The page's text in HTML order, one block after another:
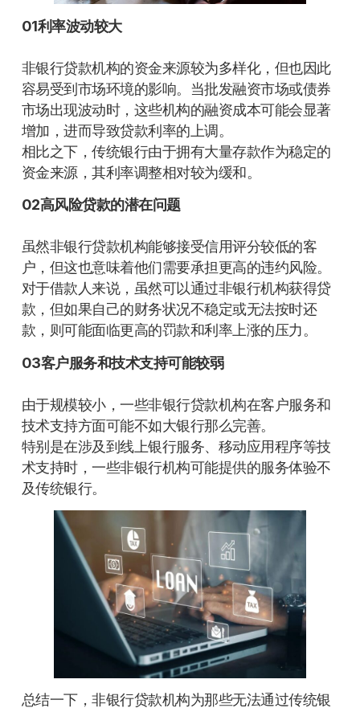
01利率波动较大
非银行贷款机构的资金来源较为多样化，但也因此
容易受到市场环境的影响。当批发融资市场或债券
市场出现波动时，这些机构的融资成本可能会显著
增加，进而导致贷款利率的上调。
相比之下，传统银行由于拥有大量存款作为稳定的
资金来源，其利率调整相对较为缓和。
02高风险贷款的潜在问题
虽然非银行贷款机构能够接受信用评分较低的客
户，但这也意味着他们需要承担更高的违约风险。
对于借款人来说，虽然可以通过非银行机构获得贷
款，但如果自己的财务状况不稳定或无法按时还
款，则可能面临更高的罚款和利率上涨的压力。
03客户服务和技术支持可能较弱
由于规模较小，一些非银行贷款机构在客户服务和
技术支持方面可能不如大银行那么完善。
特别是在涉及到线上银行服务、移动应用程序等技
术支持时，一些非银行机构可能提供的服务体验不
及传统银行。
总结一下，非银行贷款机构为那些无法通过传统银